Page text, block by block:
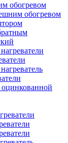
обогревом
обогревом
оцинкованной